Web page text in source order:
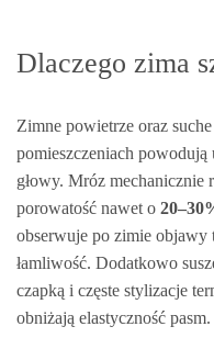
Dlaczego zima
Zimne powietrze oraz
pomieszczeniach
głowy. Mróz mechanicznie
porowatość nawet o
obserwuje po zimie objawy
łamliwość. Dodatkowo
czapką i częste stylizacje
obniżają elastyczność pasm.